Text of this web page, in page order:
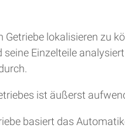
Getriebe lokalisieren zu
Einzelteile
ist äußerst
basiert das